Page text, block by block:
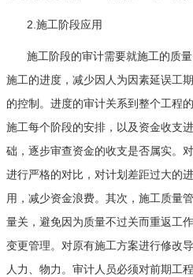
2.施工阶段应用
施工阶段的审计需要就施工的质
施工的进度，减少因人为因素延误工
的控制。进度的审计关系到整个工程
施工每个阶段的安排，以及资金收支
础，逐步审查资金的收支是否属实。
进行严格的对比，对计划差距过大的
用，减少资金浪费。其次，施工质量
量关，避免因为质量不过关而重返工
变更管理。对原有施工方案进行修改
人力、物力。审计人员必须对前期工